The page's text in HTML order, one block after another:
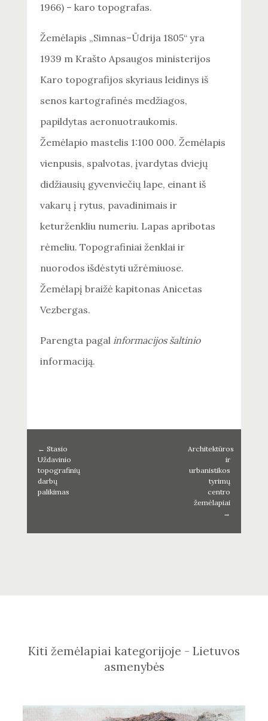
1966) – karo topografas.
Žemėlapis „Simnas–Ūdrija 1805“ yra
1939 m Krašto Apsaugos ministerijos
Karo topografijos skyriaus leidinys iš
senos kartografinės medžiagos,
papildytas aeronuotraukomis.
Žemėlapio mastelis 1:100 000. Žemėlapis
vienpusis, spalvotas, įvardytas dviejų
didžiausių gyvenviečių lape, einant iš
vakarų į rytus, pavadinimais ir
keturženkliu numeriu. Lapas apribotas
rėmeliu. Topografiniai ženklai ir
nuorodos išdėstyti užrėmiuose.
Žemėlapį braižė kapitonas Anicetas
Vezbergas.
Parengta pagal informacijos šaltinio
informaciją.
← Stasio
Uždavinio
topografinių
darbų
palikimas
Architektūros
ir
urbanistikos
tyrimų
centro
žemėlapiai
→
Kiti žemėlapiai kategorijoje - Lietuvos
asmenybės